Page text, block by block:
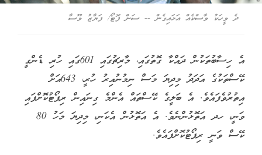
ދެ މީހަކު މާސްކެއް އަޅައިގެން -- ސަން ފޮޓޯ/ ފަޔާޒު މޫސާ
އެ ހިސާބުތަކުން ދައްކާ ގޮތުގައި، މާރިޗުގައި 601ގައި ހުރި ޑެންގީ
ކޭސްތަކުގެ އަދަދު މިދިޔަ މަސް ނިމުނުއިރު ހުރީ، 643އަށް
އިތުރުވެފައެވެ. އެ ބަލީގެ ކޭސްތައް އެންމެ ގިނައިން ރިޕޯޓުކޮށްފައި
ވަނީ، ހދ އަތޮޅުންނެވެ. އެ އަތޮޅުން އެކަނި، މިދިޔަ މަހު 80
ކޭސް ވަނީ ރިޕޯޓުކޮށްފައެވެ.